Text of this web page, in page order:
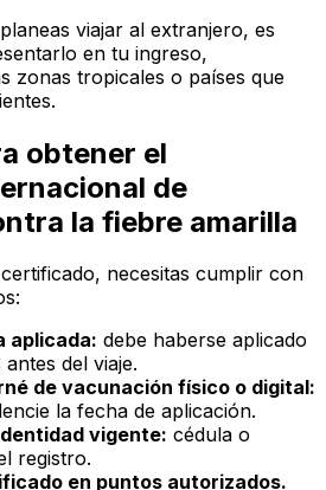
viajar al extranjero, es
en tu ingreso,
zonas tropicales o países que
obtener el
de
la fiebre amarilla
necesitas cumplir con
aplicada: debe haberse aplicado
del viaje.
de vacunación físico o digital:
la fecha de aplicación.
vigente: cédula o
registro.
en puntos autorizados.